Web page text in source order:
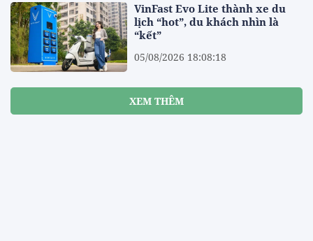
VinFast Evo Lite thành xe du
lịch “hot”, du khách nhìn là
“kết”
05/08/2026 18:08:18
XEM THÊM